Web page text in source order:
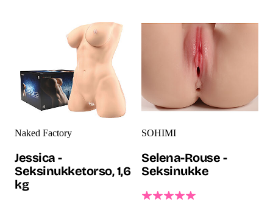
Naked Factory
Jessica -
Seksinukketorso, 1,6
kg
SOHIMI
Selena-Rouse -
Seksinukke